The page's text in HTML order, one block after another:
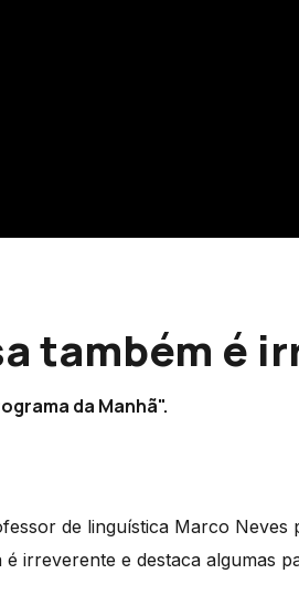
também é
da Manhã".
de linguística Marco Neves
irreverente e destaca algumas